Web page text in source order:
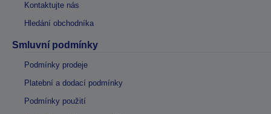
Kontaktujte nás
Hledání obchodníka
Smluvní podmínky
Podmínky prodeje
Platební a dodací podmínky
Podmínky použití